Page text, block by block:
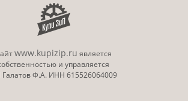
www.kupizip.ru является
и управляется
Ф.А. ИНН 615526064009